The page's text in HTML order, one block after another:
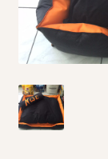
Τσάντες
Επικοινωνία
Φροντίδα –